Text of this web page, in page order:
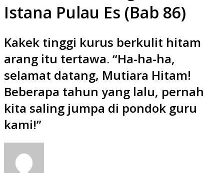
Istana Pulau Es (Bab 86)
Kakek tinggi kurus berkulit hitam
arang itu tertawa. “Ha-ha-ha,
selamat datang, Mutiara Hitam!
Beberapa tahun yang lalu, pernah
kita saling jumpa di pondok guru
kami!”